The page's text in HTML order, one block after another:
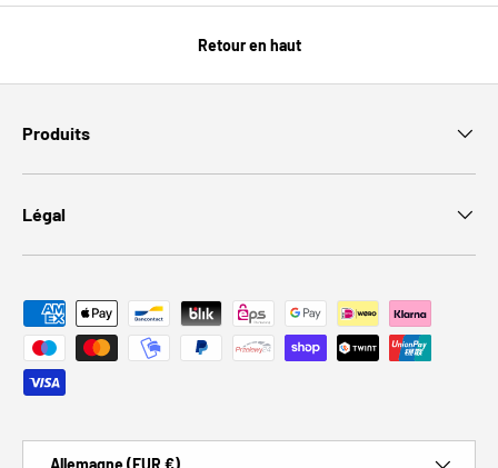
Retour en haut
Produits
Légal
Moyens de paiement acceptés
Allemagne (EUR €)